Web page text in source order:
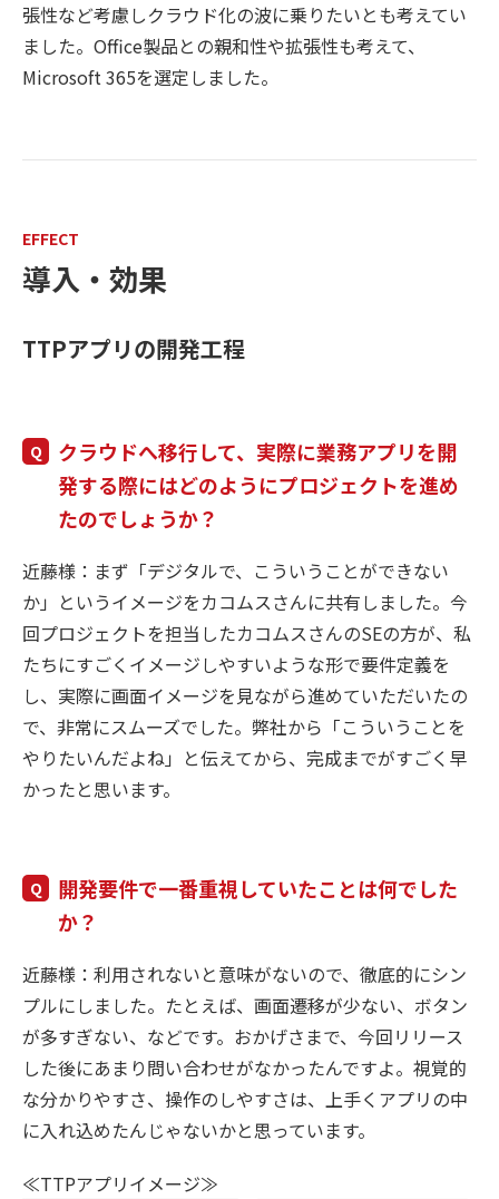
張性など考慮しクラウド化の波に乗りたいとも考えてい
ました。Office製品との親和性や拡張性も考えて、
Microsoft 365を選定しました。​
EFFECT
導入・効果
TTPアプリの開発工程
クラウドへ移行して、実際に業務アプリを開
発する際にはどのようにプロジェクトを進め
たのでしょうか？
近藤様：まず「デジタルで、こういうことができない
か」というイメージをカコムスさんに共有しました。今
回プロジェクトを担当したカコムスさんのSEの方が、私
たちにすごくイメージしやすいような形で要件定義を
し、実際に画面イメージを見ながら進めていただいたの
で、非常にスムーズでした。弊社から「こういうことを
やりたいんだよね」と伝えてから、完成までがすごく早
かったと思います。
開発要件で一番重視していたことは何でした
か？
近藤様：利用されないと意味がないので、徹底的にシン
プルにしました。たとえば、画面遷移が少ない、ボタン
が多すぎない、などです。おかげさまで、今回リリース
した後にあまり問い合わせがなかったんですよ。視覚的
な分かりやすさ、操作のしやすさは、上手くアプリの中
に入れ込めたんじゃないかと思っています。
≪TTPアプリイメージ≫